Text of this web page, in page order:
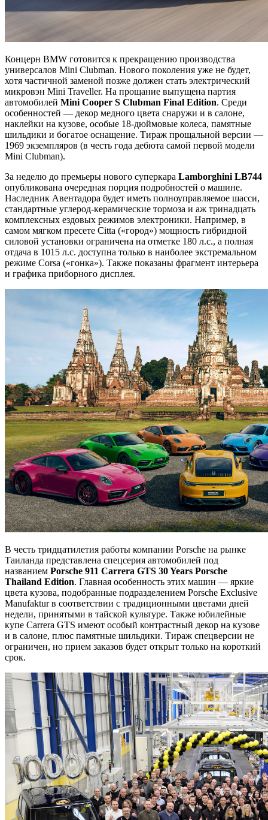
Концерн BMW готовится к прекращению производства
универсалов Mini Clubman. Нового поколения уже не будет,
хотя частичной заменой позже должен стать электрический
микровэн Mini Traveller. На прощание выпущена партия
автомобилей Mini Cooper S Clubman Final Edition. Среди
особенностей — декор медного цвета снаружи и в салоне,
наклейки на кузове, особые 18-дюймовые колеса, памятные
шильдики и богатое оснащение. Тираж прощальной версии —
1969 экземпляров (в честь года дебюта самой первой модели
Mini Clubman).
За неделю до премьеры нового суперкара Lamborghini LB744
опубликована очередная порция подробностей о машине.
Наследник Авентадора будет иметь полноуправляемое шасси,
стандартные углерод-керамические тормоза и аж тринадцать
комплексных ездовых режимов электроники. Например, в
самом мягком пресете Citta («город») мощность гибридной
силовой установки ограничена на отметке 180 л.с., а полная
отдача в 1015 л.с. доступна только в наиболее экстремальном
режиме Corsa («гонка»). Также показаны фрагмент интерьера
и графика приборного дисплея.
В честь тридцатилетия работы компании Porsche на рынке
Таиланда представлена спецсерия автомобилей под
названием Porsche 911 Carrera GTS 30 Years Porsche
Thailand Edition. Главная особенность этих машин — яркие
цвета кузова, подобранные подразделением Porsche Exclusive
Manufaktur в соответствии с традиционными цветами дней
недели, принятыми в тайской культуре. Также юбилейные
купе Carrera GTS имеют особый контрастный декор на кузове
и в салоне, плюс памятные шильдики. Тираж спецверсии не
ограничен, но прием заказов будет открыт только на короткий
срок.